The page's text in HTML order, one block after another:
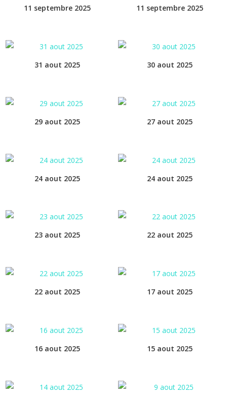
11 septembre 2025 11 septembre 2025
31 aout 2025 30 aout 2025
29 aout 2025 27 aout 2025
24 aout 2025 24 aout 2025
23 aout 2025 22 aout 2025
22 aout 2025 17 aout 2025
16 aout 2025 15 aout 2025